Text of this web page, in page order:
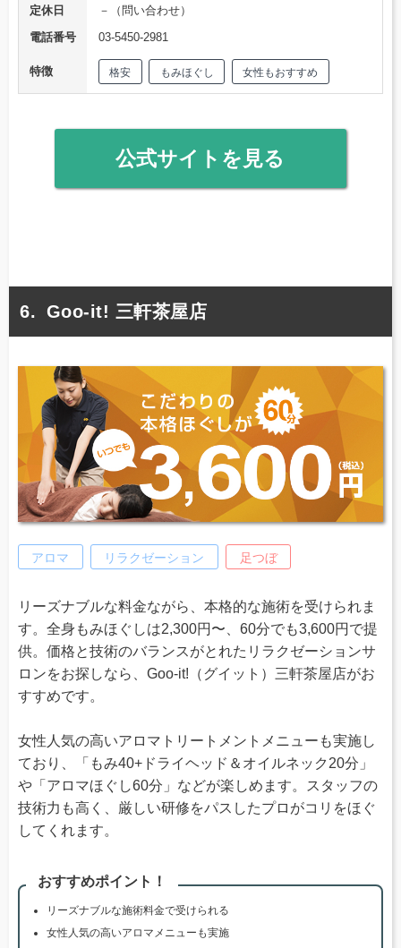
定休日
－（問い合わせ）
電話番号
03-5450-2981
特徴 格安 もみほぐし 女性もおすすめ
公式サイトを見る
Goo-it! 三軒茶屋店
アロマ リラクゼーション 足つぼ
リーズナブルな料金ながら、本格的な施術を受けられま
す。全身もみほぐしは2,300円〜、60分でも3,600円で提
供。価格と技術のバランスがとれたリラクゼーションサ
ロンをお探しなら、Goo-it!（グイット）三軒茶屋店がお
すすめです。
女性人気の高いアロマトリートメントメニューも実施し
ており、「もみ40+ドライヘッド＆オイルネック20分」
や「アロマほぐし60分」などが楽しめます。スタッフの
技術力も高く、厳しい研修をパスしたプロがコリをほぐ
してくれます。
おすすめポイント！
リーズナブルな施術料金で受けられる
女性人気の高いアロマメニューも実施